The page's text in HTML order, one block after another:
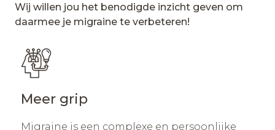
Wij willen jou het benodigde inzicht geven om
daarmee je migraine te verbeteren!
Meer grip
Migraine is een complexe en persoonlijke